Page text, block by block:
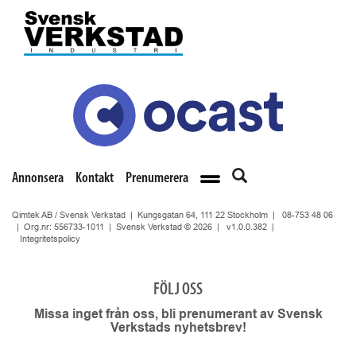
Annonsera Kontakt Prenumerera
Qimtek AB / Svensk Verkstad | Kungsgatan 64, 111 22 Stockholm | 08-753 48 06
| Org.nr: 556733-1011 | Svensk Verkstad © 2026 | v1.0.0.382
Integritetspolicy
FÖLJ OSS
Missa inget från oss, bli prenumerant av Svensk
Verkstads nyhetsbrev!